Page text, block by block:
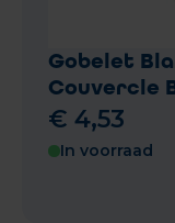
Gobelet
Couvercle
€ 4,53
In voorraad